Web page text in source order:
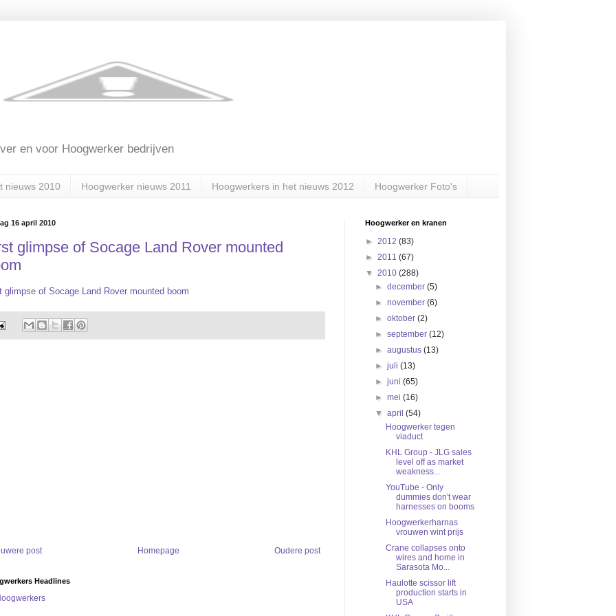
en voor Hoogwerker bedrijven
nieuws 2010 Hoogwerker nieuws 2011 Hoogwerkers in het nieuws 2012 Hoogwerker Foto's
16 april 2010
glimpse of Socage Land Rover mounted
glimpse of Socage Land Rover mounted boom
post Oudere post
Homepage
Headlines
Hoogwerker en kranen
► 2012 (83)
► 2011 (67)
▼ 2010 (288)
►december(5)
►november(6)
►oktober(2)
►september(12)
►augustus(13)
►juli(13)
►juni(65)
►mei(16)
▼april(54)
Hoogwerker tegen
viaduct
KHL Group - JLG sales
level off as market
weakness...
YouTube - Only
dummies don't wear
harnesses on booms
Hoogwerkerharnas
vrouwen wint prijs
Crane collapses onto
wires and home in
Sarasota Mo...
Haulotte scissor lift
production starts in
USA